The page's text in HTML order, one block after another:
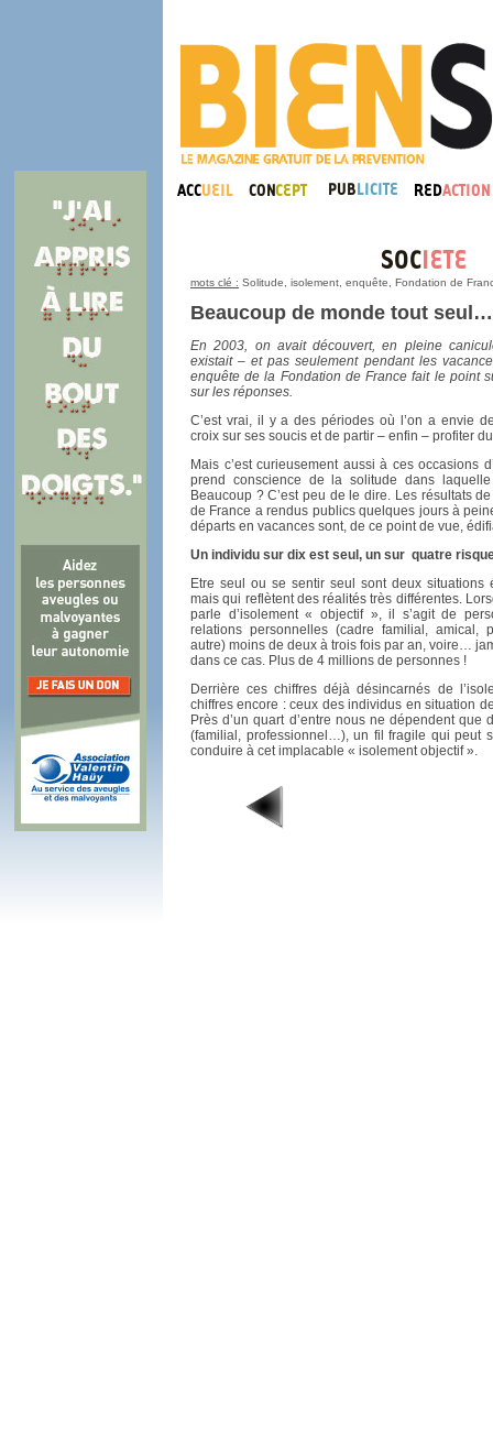
mots clé : Solitude, isolement, enquête, Fondation de
Beaucoup de monde tout seul…
En 2003, on avait découvert, en pleine
existait – et pas seulement pendant les
enquête de la Fondation de France fait le point
sur les réponses.
C’est vrai, il y a des périodes où l’on a envie
croix sur ses soucis et de partir – enfin – profiter
Mais c’est curieusement aussi à ces occasions
prend conscience de la solitude dans
Beaucoup ? C’est peu de le dire. Les résultats
de France a rendus publics quelques jours à
départs en vacances sont, de ce point de vue,
Un individu sur dix est seul, un sur quatre
Etre seul ou se sentir seul sont deux situations
mais qui reflètent des réalités très différentes.
parle d’isolement « objectif », il s’agit de
relations personnelles (cadre familial, amical,
autre) moins de deux à trois fois par an, voire…
dans ce cas. Plus de 4 millions de personnes !
Derrière ces chiffres déjà désincarnés de
chiffres encore : ceux des individus en situation
Près d’un quart d’entre nous ne dépendent que
(familial, professionnel…), un fil fragile qui peut
conduire à cet implacable « isolement objectif ».